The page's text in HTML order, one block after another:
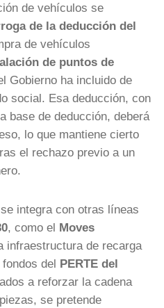
de vehículos se
de la deducción del
de vehículos
de puntos de
Gobierno ha incluido de
social. Esa deducción, con
base de deducción, deberá
lo que mantiene cierto
el rechazo previo a un
integra con otras líneas
, como el Moves
infraestructura de recarga
del PERTE del
a reforzar la cadena
se pretende